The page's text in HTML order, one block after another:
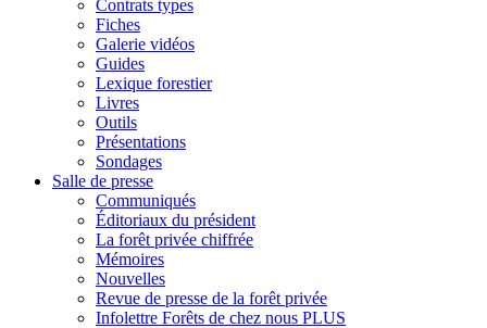
Contrats types
Fiches
Galerie vidéos
Guides
Lexique forestier
Livres
Outils
Présentations
Sondages
Salle de presse
Communiqués
Éditoriaux du président
La forêt privée chiffrée
Mémoires
Nouvelles
Revue de presse de la forêt privée
Infolettre Forêts de chez nous PLUS